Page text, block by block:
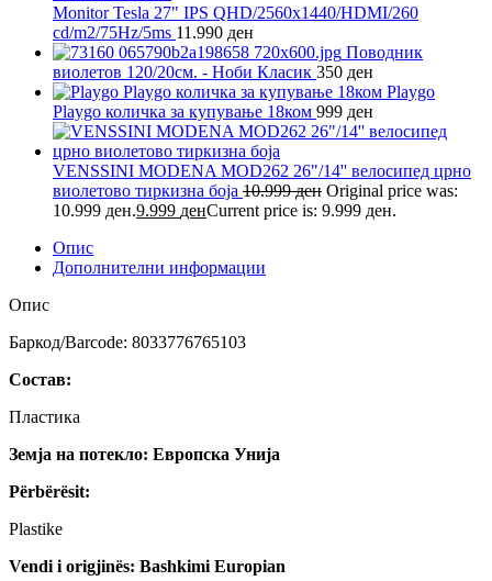
Monitor Tesla 27" IPS QHD/2560x1440/HDMI/260
cd/m2/75Hz/5ms 11.990 ден
Поводник
виолетов 120/20см. - Ноби Класик 350 ден
Playgo
Playgo количка за купување 18ком 999 ден
VENSSINI MODENA MOD262 26"/14'' велосипед црно
виолетово тиркизна боја 10.999ден Original price was:
10.999 ден.9.999 денCurrent price is: 9.999 ден.
Опис
Дополнителни информации
Опис
Баркод/Barcode: 8033776765103
Состав:
Пластика
Земја на потекло: Европска Унија
Përbërësit:
Plastike
Vendi i origjinës: Bashkimi Europian